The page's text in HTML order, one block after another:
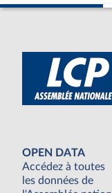
OPEN DATA
Accédez à toutes
les données de